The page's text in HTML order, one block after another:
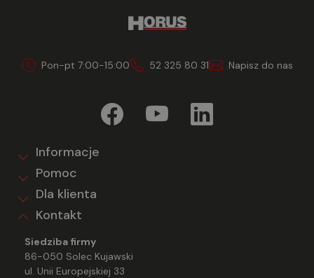
Pon-pt 7:00-15:00 52 325 80 31 Napisz do nas
Informacje
Pomoc
Dla klienta
Kontakt
Siedziba firmy
86-050 Solec Kujawski
ul. Unii Europejskiej 33